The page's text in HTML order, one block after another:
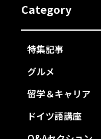
Category
特集記事
グルメ
留学＆キャリア
ドイツ語講座